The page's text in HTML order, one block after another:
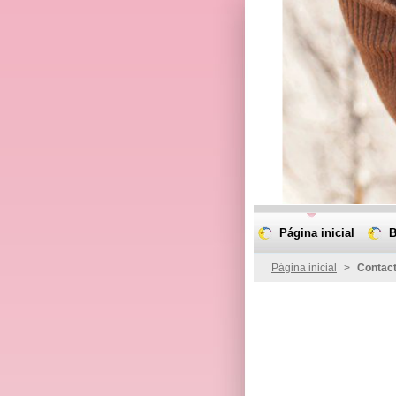
Página inicial >
Página inicial